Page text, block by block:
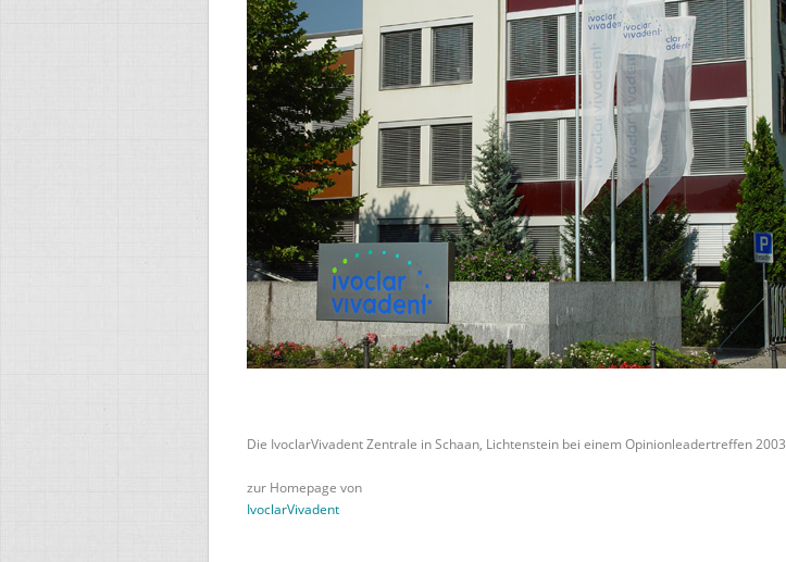
Die IvoclarVivadent Zentrale in Schaan, Lichtenstein bei einem Opinionleadertreffen 2003
zur Homepage von
IvoclarVivadent